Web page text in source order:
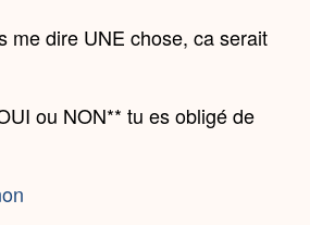
me dire UNE chose, ca serait
ou NON** tu es obligé de